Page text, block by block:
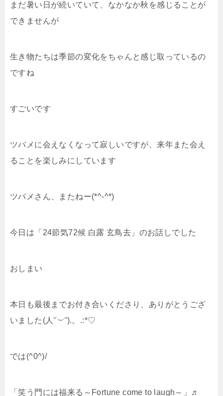
まだ暑い日が続いていて、なかなか秋を感じることが
できませんが
生き物たちは季節の変化をちゃんと感じ取っているの
ですね
すごいです
ツバメに会えなくなって寂しいですが、来年また会え
ることを楽しみにしています
ツバメさん、またねー(*^-^*)
今日は「24節気72候 白露 玄鳥去」のお話しでした
おしまい
本日も最後までお付き合いくださり、ありがとうござ
いました(人 ˘︶˘).。.:*♡
では(^0^)/
「笑う門には福来る～Fortune come to laugh～」♬